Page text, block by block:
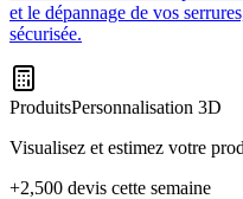
et le dépannage de vos
sécurisée.
ProduitsPersonnalisation 3D
Visualisez et estimez votre
+2,500 devis cette semaine